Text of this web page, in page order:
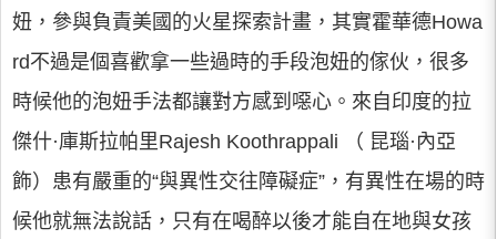
妞，參與負責美國的火星探索計畫，其實霍華德Howa
rd不過是個喜歡拿一些過時的手段泡妞的傢伙，很多
時候他的泡妞手法都讓對方感到噁心。來自印度的拉
傑什·庫斯拉帕里Rajesh Koothrappali （ 昆瑙·內亞
飾）患有嚴重的“與異性交往障礙症”，有異性在場的時
候他就無法說話，只有在喝醉以後才能自在地與女孩